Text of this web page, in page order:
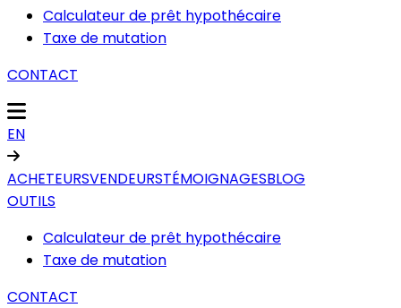
Calculateur de prêt hypothécaire
Taxe de mutation
CONTACT
EN
ACHETEURSVENDEURSTÉMOIGNAGESBLOG
OUTILS
Calculateur de prêt hypothécaire
Taxe de mutation
CONTACT